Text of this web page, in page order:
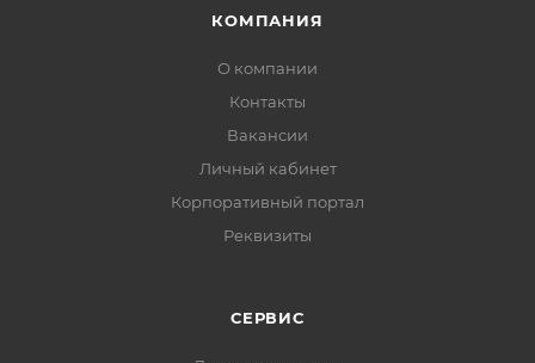
КОМПАНИЯ
О компании
Контакты
Вакансии
Личный кабинет
Корпоративный портал
Реквизиты
СЕРВИС